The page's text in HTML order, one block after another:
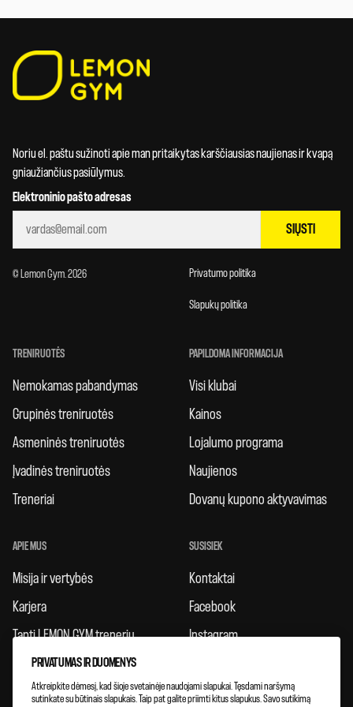
Noriu el. paštu sužinoti apie man pritaikytas karščiausias naujienas ir kvapą
gniaužiančius pasiūlymus.
Elektroninio pašto adresas
SIŲSTI
© Lemon Gym. 2026 Privatumo politika
Slapukų politika
TRENIRUOTĖS
Nemokamas pabandymas
Grupinės treniruotės
Asmeninės treniruotės
Įvadinės treniruotės
Treneriai
PAPILDOMA INFORMACIJA
Visi klubai
Kainos
Lojalumo programa
Naujienos
Dovanų kupono aktyvavimas
APIE MUS
Misija ir vertybės
Karjera
Tapti LEMON GYM treneriu
Taisyklės
Atsiliepimai
SUSISIEK
Kontaktai
Facebook
Instagram
PRIVATUMAS IR DUOMENYS
Atkreipkite dėmesį, kad šioje svetainėje naudojami slapukai. Tęsdami naršymą
sutinkate su būtinais slapukais. Taip pat galite priimti kitus slapukus. Savo sutikimą